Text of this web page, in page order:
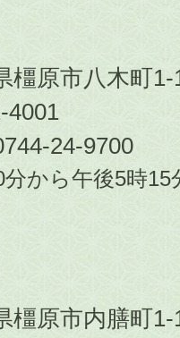
原市八木町1-
4001
24-9700
から午後5時
原市内膳町1-